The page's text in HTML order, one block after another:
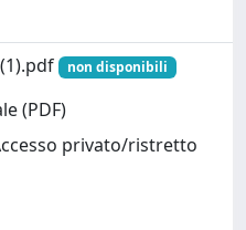
non disponibili
(PDF)
privato/ristretto